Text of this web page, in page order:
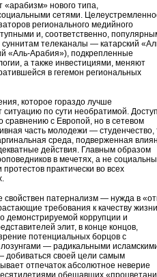
«арабизм» нового типа,
сетями.
регионального медийного
и, соответственно,
телеканалы — катарский
«Аль-Арабия»), подкрепленные
а также инвестициями, меняют
в гегемон региональных
которое гораздо лучше
по сути необратимой.
сравнению с Европой, но в сетевом
часть молодежи — студенчество,
среда, подверженная
действия. Главным образом
в мечетях, а не
практически во всех
свойствен патернализм — нужда в
требования к качеству
демонстрируемой коррупции и
элит, в конце концов,
потенциальных борцов с
— радикальными
добиваться своей цели самым
отпечаток абсолютное неверие
обещавших